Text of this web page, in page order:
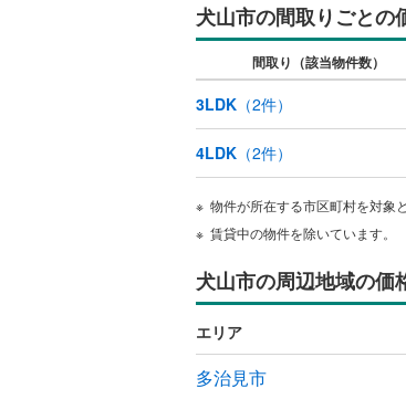
犬山市の間取りごとの
間取り（該当物件数）
3LDK （2件）
4LDK （2件）
物件が所在する市区町村を対象
賃貸中の物件を除いています。
犬山市の周辺地域の価
エリア
多治見市